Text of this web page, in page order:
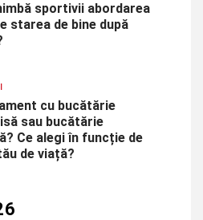
sportivii abordarea
starea de bine după
cu bucătărie
sau bucătărie
Ce alegi în funcție de
de viață?